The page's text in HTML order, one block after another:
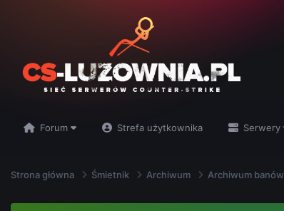
Forum Strefa użytkownika Serwery
Strona główna Śmietnik Archiwum Archiwum banów